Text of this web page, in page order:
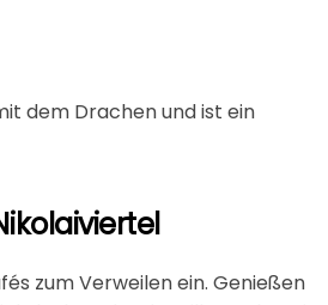
dem Drachen und ist ein
zum Verweilen ein. Genießen